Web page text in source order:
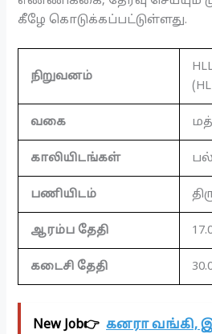
கீழே கொடுக்கப்பட்டுள்ளது.
நிறுவனம்
வகை
காலியிடங்கள்
பணியிடம்
ஆரம்ப தேதி
கடைசி தேதி
New Job👉 கனரா வங்கி,